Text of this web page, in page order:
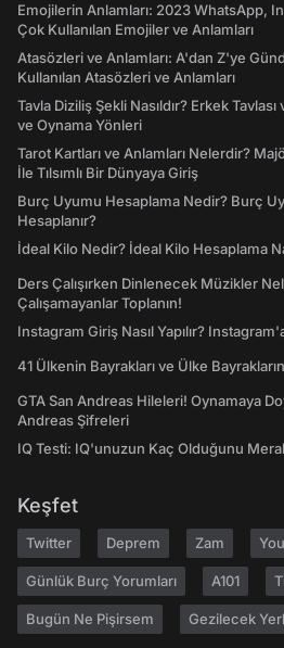
Emojilerin Anlamları: 2023 WhatsApp,
Çok Kullanılan Emojiler ve Anlamları
Atasözleri ve Anlamları: A'dan Z'ye
Kullanılan Atasözleri ve Anlamları
Tavla Diziliş Şekli Nasıldır? Erkek
ve Oynama Yönleri
Tarot Kartları ve Anlamları Nelerdir?
İle Tılsımlı Bir Dünyaya Giriş
Burç Uyumu Hesaplama Nedir? Burç
Hesaplanır?
İdeal Kilo Nedir? İdeal Kilo Hesaplama
Ders Çalışırken Dinlenecek Müzikler
Çalışamayanlar Toplanın!
Instagram Giriş Nasıl Yapılır?
41 Ülkenin Bayrakları ve Ülke
GTA San Andreas Hileleri! Oynamaya
Andreas Şifreleri
IQ Testi: IQ'unuzun Kaç Olduğunu
Keşfet
Twitter Deprem Zam
Günlük Burç Yorumları A101
Bugün Ne Pişirsem Gezilecek